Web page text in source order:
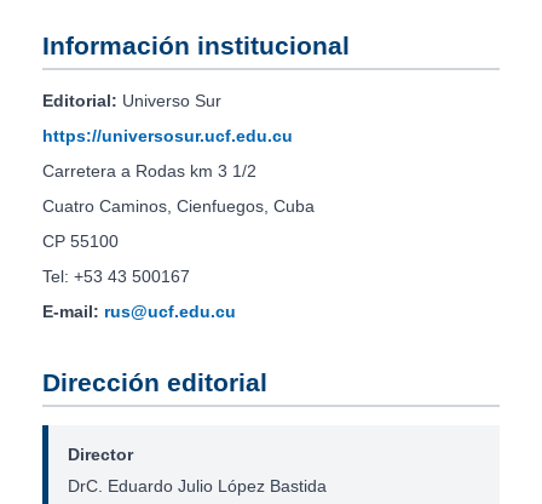
Información institucional
Editorial: Universo Sur
https://universosur.ucf.edu.cu
Carretera a Rodas km 3 1/2
Cuatro Caminos, Cienfuegos, Cuba
CP 55100
Tel: +53 43 500167
E-mail: rus@ucf.edu.cu
Dirección editorial
Director
DrC. Eduardo Julio López Bastida